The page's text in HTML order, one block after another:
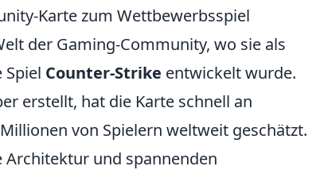
Karte zum Wettbewerbsspiel
der Gaming-Community, wo sie als
Counter-Strike entwickelt wurde.
erstellt, hat die Karte schnell an
von Spielern weltweit geschätzt.
und spannenden